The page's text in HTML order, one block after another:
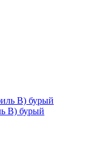
B) бурый